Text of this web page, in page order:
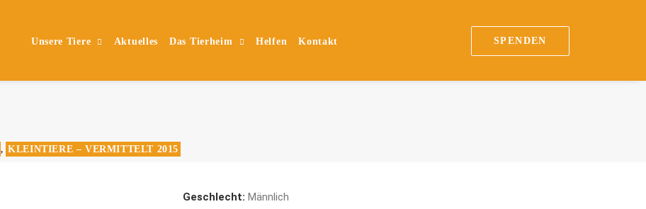
Unsere Tiere Aktuelles Das Tierheim Helfen Kontakt SPENDEN
, KLEINTIERE – VERMITTELT 2015
Geschlecht: Männlich